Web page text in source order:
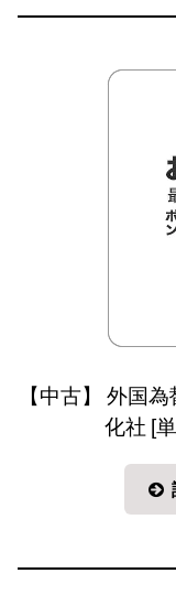
【中古】 外国
化社 [